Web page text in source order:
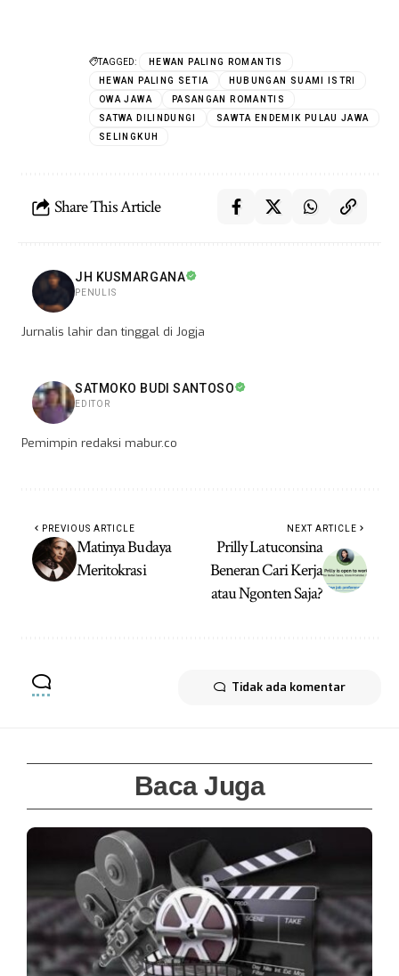
TAGGED:
HEWAN PALING ROMANTIS
HEWAN PALING SETIA
HUBUNGAN SUAMI ISTRI
OWA JAWA
PASANGAN ROMANTIS
SATWA DILINDUNGI
SAWTA ENDEMIK PULAU JAWA
SELINGKUH
Share This Article
JH KUSMARGANA
PENULIS
Jurnalis lahir dan tinggal di Jogja
SATMOKO BUDI SANTOSO
EDITOR
Pemimpin redaksi mabur.co
PREVIOUS ARTICLE
Matinya Budaya
Meritokrasi
NEXT ARTICLE
Prilly Latuconsina
Beneran Cari Kerja
atau Ngonten Saja?
Tidak ada komentar
Baca Juga